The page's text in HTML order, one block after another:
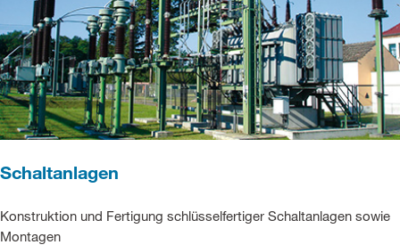
Schaltanlagen
Konstruktion und Fertigung schlüsselfertiger Schaltanlagen sowie
Montagen